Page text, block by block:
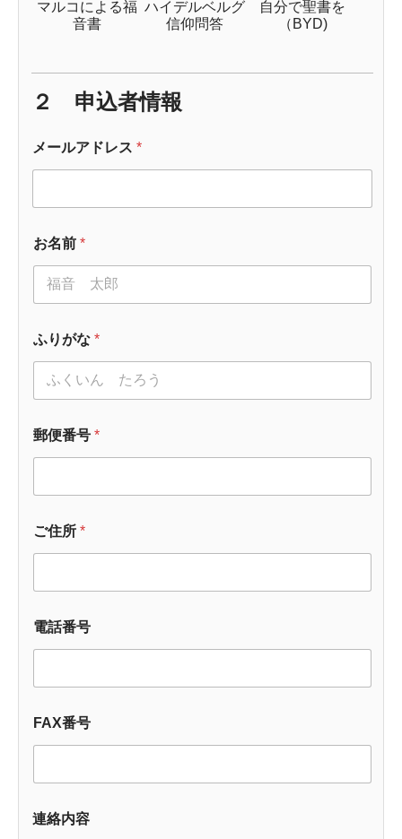
マルコによる福
音書
ハイデルベルグ
信仰問答
自分で聖書を
（BYD)
２ 申込者情報
メールアドレス *
お名前 *
ふりがな *
郵便番号 *
ご住所 *
電話番号
FAX番号
連絡内容